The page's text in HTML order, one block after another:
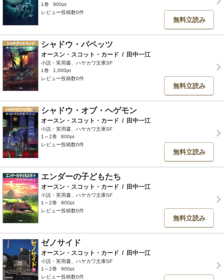
1巻
900pt
レビュー投稿数0件
無料立読み
シャドウ・パペッツ
オースン・スコット・カード / 田中一江
小説・実用書、ハヤカワ文庫SF
1巻
1,000pt
レビュー投稿数0件
無料立読み
シャドウ・オブ・ヘゲモン
オースン・スコット・カード / 田中一江
小説・実用書、ハヤカワ文庫SF
1～2巻
800pt
レビュー投稿数0件
無料立読み
エンダーの子どもたち
オースン・スコット・カード / 田中一江
小説・実用書、ハヤカワ文庫SF
1～2巻
800pt
レビュー投稿数0件
無料立読み
ゼノサイド
オースン・スコット・カード / 田中一江
小説・実用書、ハヤカワ文庫SF
1～2巻
900pt
レビュー投稿数0件